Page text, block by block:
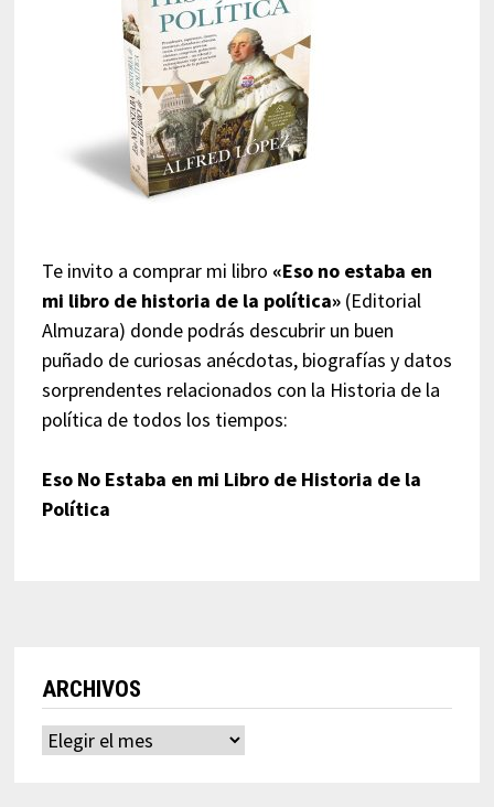
Te invito a comprar mi libro «Eso no estaba en
mi libro de historia de la política»(Editorial
Almuzara) donde podrás descubrir un buen
puñado de curiosas anécdotas, biografías y datos
sorprendentes relacionados con la Historia de la
política de todos los tiempos:
Eso No Estaba en mi Libro de Historia de la
Política
ARCHIVOS
Archivos